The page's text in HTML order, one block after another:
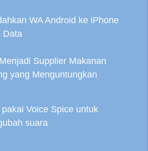
WA Android ke iPhone
Data
Supplier Makanan
yang Menguntungkan
pakai Voice Spice untuk
suara